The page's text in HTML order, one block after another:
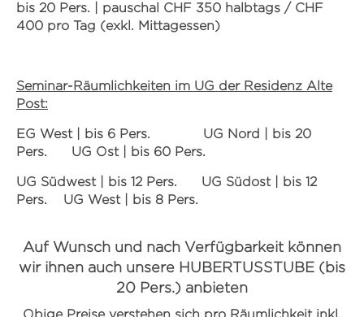
bis 20 Pers. | pauschal CHF 350 halbtags / CHF
400 pro Tag (exkl. Mittagessen)
Seminar-Räumlichkeiten im UG der Residenz Alte
Post:
EG West | bis 6 Pers. UG Nord | bis 20
Pers. UG Ost | bis 60 Pers.
UG Südwest | bis 12 Pers. UG Südost |
bis 12
Pers. UG West | bis 8 Pers.
Auf Wunsch und nach Verfügbarkeit können
wir ihnen auch unsere HUBERTUSSTUBE (bis
20 Pers.) anbieten
Obige Preise verstehen sich pro Räumlichkeit inkl.